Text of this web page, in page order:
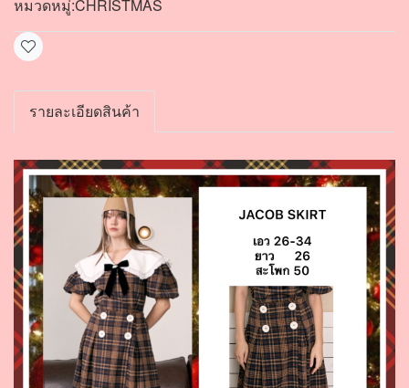
หมวดหมู่:CHRISTMAS
รายละเอียดสินค้า